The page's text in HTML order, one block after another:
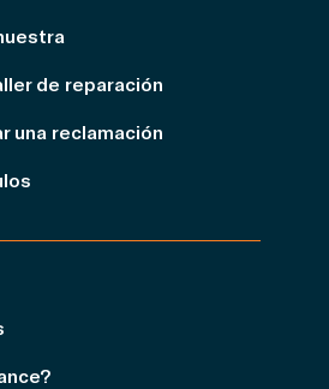
de reparación
una reclamación